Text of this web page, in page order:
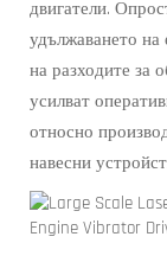
двигатели.
удължаването на
на разходите за
усилват
относно
навесни